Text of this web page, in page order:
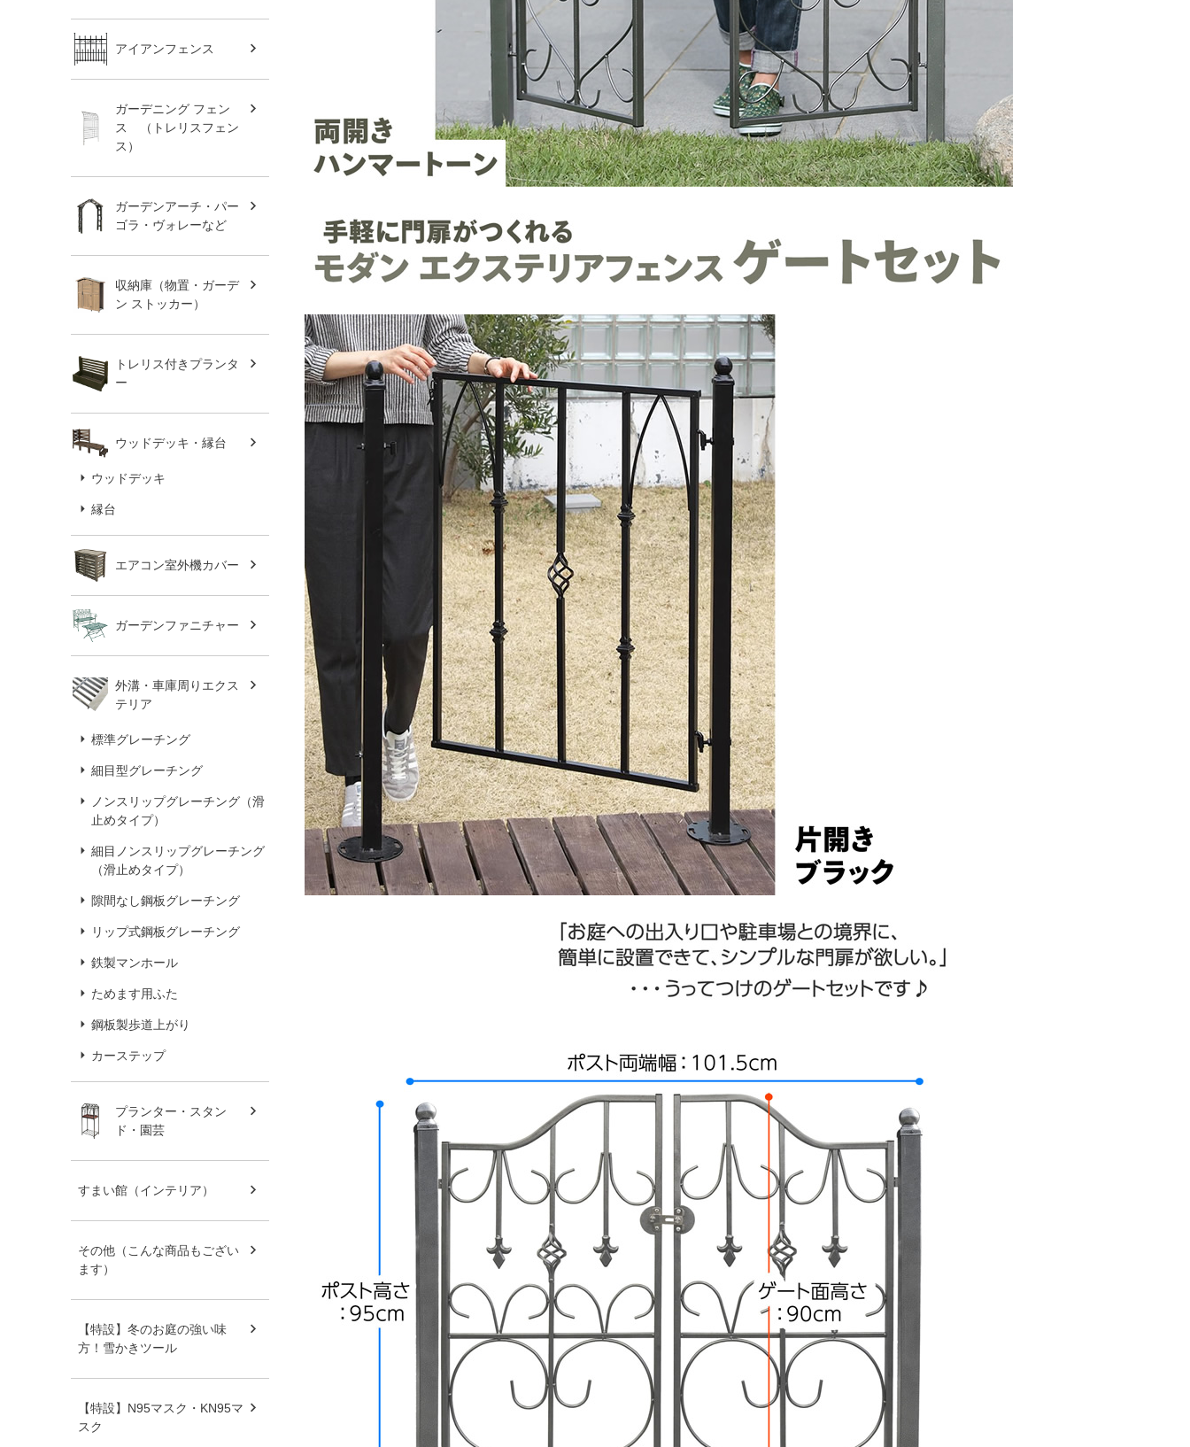
アイアンフェンス
ガーデニング フェン
ス （トレリスフェン
ス）
ガーデンアーチ・パー
ゴラ・ヴォレーなど
収納庫（物置・ガーデ
ン ストッカー）
トレリス付きプランタ
ー
ウッドデッキ・縁台
ウッドデッキ
縁台
エアコン室外機カバー
ガーデンファニチャー
外溝・車庫周りエクス
テリア
標準グレーチング
細目型グレーチング
ノンスリップグレーチング（滑
止めタイプ）
細目ノンスリップグレーチング
（滑止めタイプ）
隙間なし鋼板グレーチング
リップ式鋼板グレーチング
鉄製マンホール
ためます用ふた
鋼板製歩道上がり
カーステップ
プランター・スタン
ド・園芸
すまい館（インテリア）
その他（こんな商品もござい
ます）
【特設】冬のお庭の強い味
方！雪かきツール
【特設】N95マスク・KN95マ
スク